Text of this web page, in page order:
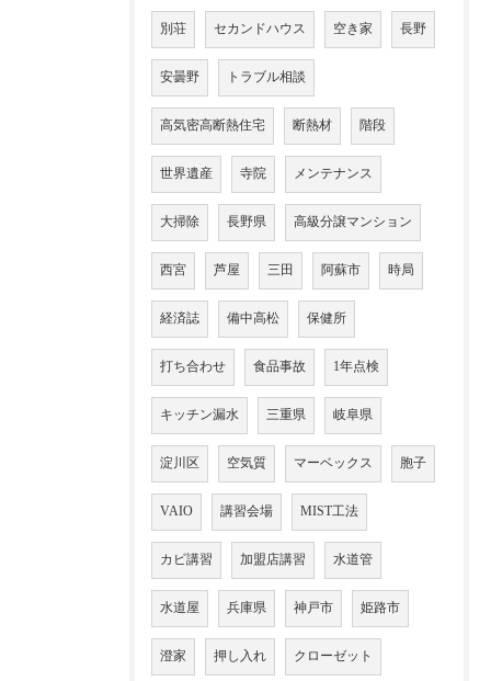
別荘 セカンドハウス 空き家 長野
安曇野 トラブル相談
高気密高断熱住宅 断熱材 階段
世界遺産 寺院 メンテナンス
大掃除 長野県 高級分譲マンション
西宮 芦屋 三田 阿蘇市 時局
経済誌 備中高松 保健所
打ち合わせ 食品事故 1年点検
キッチン漏水 三重県 岐阜県
淀川区 空気質 マーベックス 胞子
VAIO 講習会場 MIST工法
カビ講習 加盟店講習 水道管
水道屋 兵庫県 神戸市 姫路市
澄家 押し入れ クローゼット